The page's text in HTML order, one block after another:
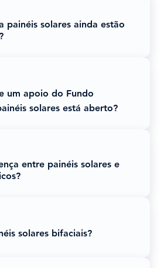
painéis solares ainda estão
um apoio do Fundo
solares está aberto?
entre painéis solares e
solares bifaciais?